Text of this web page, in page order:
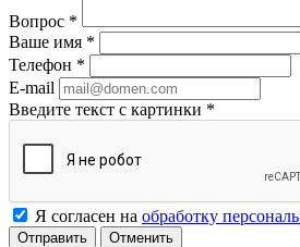
Вопрос *
Ваше имя *
Телефон *
E-mail
Введите текст с картинки *
Я согласен на обработку
Отменить